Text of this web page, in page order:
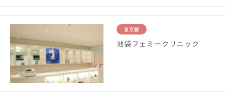
東京都
池袋フェミークリニック